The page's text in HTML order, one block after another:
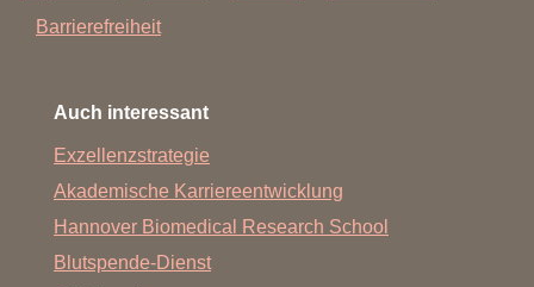
Barrierefreiheit
Auch interessant
Exzellenzstrategie
Akademische Karriereentwicklung
Hannover Biomedical Research School
Blutspende-Dienst